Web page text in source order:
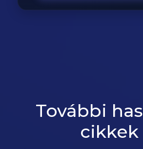
További
cikkek